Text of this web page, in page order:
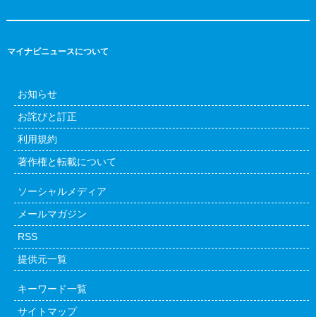
マイナビニュースについて
お知らせ
お詫びと訂正
利用規約
著作権と転載について
ソーシャルメディア
メールマガジン
RSS
提供元一覧
キーワード一覧
サイトマップ